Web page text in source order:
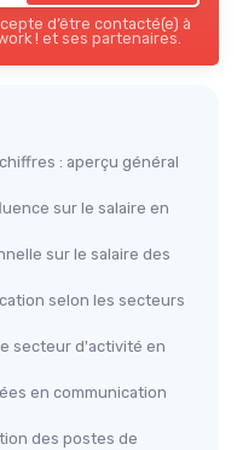
d’être contacté(e) à
! et ses partenaires.
: aperçu général
sur le salaire en
sur le salaire des
selon les secteurs
secteur d'activité en
en communication
des postes de